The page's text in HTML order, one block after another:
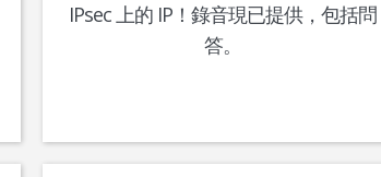
IPsec 上的 IP！錄音現已提供，包括問
答。